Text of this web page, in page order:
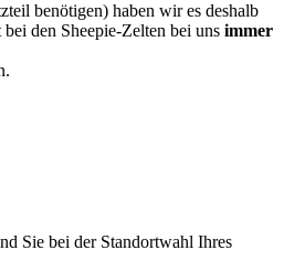
benötigen) haben wir es deshalb
den Sheepie-Zelten bei uns immer
Sie bei der Standortwahl Ihres